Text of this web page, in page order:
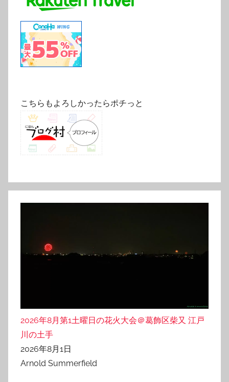
こちらもよろしかったらポチっと
2026年8月第1土曜日の花火大会＠葛飾区柴又 江戸
川の土手
2026年8月1日
Arnold Summerfield